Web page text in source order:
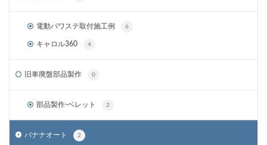
電動パワステ取付施工例 6
キャロル360 4
旧車廃盤部品製作 0
部品製作-ベレット 2
バナナオート 2